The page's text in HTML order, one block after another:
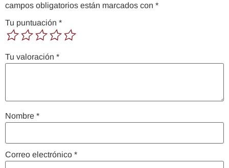
campos obligatorios están marcados con *
Tu puntuación *
Tu valoración *
Nombre *
Correo electrónico *